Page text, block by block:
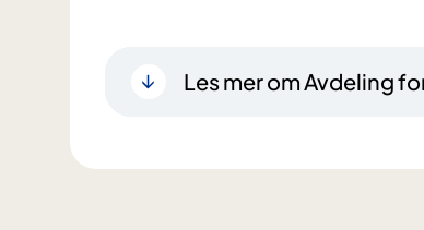
Les mer om Avdeling